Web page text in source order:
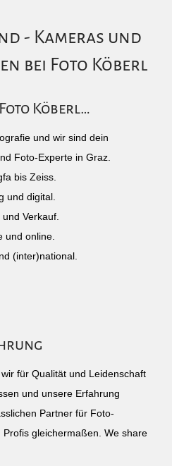
- Kameras und
bei Foto Köberl
Köberl…
und wir sind dein
Foto-Experte in Graz.
bis Zeiss.
und digital.
Verkauf.
und online.
(inter)national.
für Qualität und Leidenschaft
und unsere Erfahrung
Partner für Foto-
gleichermaßen. We share